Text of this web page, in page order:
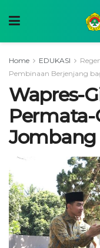
Home EDUKASI
Pembinaan Berjenjang
Wapres-
Permata-
Jombang